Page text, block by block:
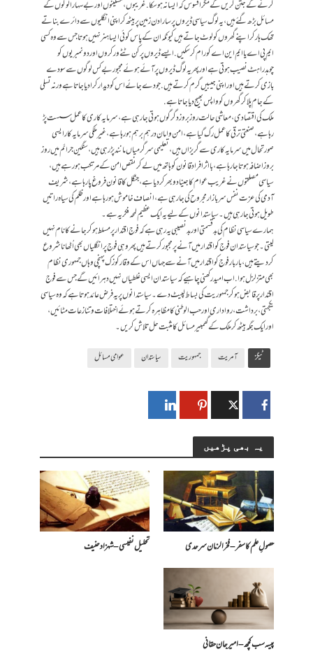
کرنے کے جتن کریں گے مگر افسوس کہ ایسا نہ ہوسکا. غریبوں، مسکینوں اور بے سہارا لوگوں کے
مسائل بڑھ گئے ہیں، یہ لوگ سیاسی ڈیروں پر سارا دن زمین پر بیٹھ کر اپنی انگلیوں سے دائرے بناتے
تھک ہار کر اپنے گھروں کو لوٹ جاتے ہیں کیونکہ ان کے پاس کوئی ایسا ہنر نہیں ہوتا جس سے وہ کسی
ایم پی اے یا ایم این اے کو رام کر سکیں. ایسے ڈیروں پر کن ٹٹے ورکروں اور دو نمبریوں کو
چوہدراہٹ نصیب ہوتی ہے اور پھر یہ لوگ ڈیروں پر آئے ہوئے مجبور بے کس لوگوں سے سودے
بازی کرتے ہیں اور اپنی جیبیں گرم کرتے ہیں. جو دے جائے اس کو دیدار کرا دیا جاتا ہے ورنہ تسلی
کے جام پلا کر گھروں کو واپس بھیج دیا جاتا ہے.
ملک کی اقتصادی، معاشی حالت روز بروز دگرگوں ہوتی جا رہی ہے، سرمایہ کاری کا عمل سست پڑ
رہا ہے، صنعتی ترقی کا عمل رک گیاہے، امن و امان درہم برہم ہو رہا ہے، غیر ملکی سرمایہ کار ایسی
صورتحال میں سرمایہ کاری سے گریزاں ہیں، تعلیمی سرگرمیاں مانند پڑ رہی ہیں، سنگین جرائم میں روز
بروز اضافہ ہوتا جا رہا ہے، بااثر افراد قانون کو ہاتھ میں لے کر نقص امن کے مرتکب ہو رہے ہیں،
سیاسی مصلحتوں نے غریب عوام کا جینا دوبھر کر دیا ہے، جنگل کا قانون فروغ پا رہا ہے، شریف
آدمی کی عزت نفس سر بازار مجروح کی جا رہی ہے، انصاف خاموش ہو رہا ہے اور ظلم کی سیاہ راتیں
طویل ہوتی جا رہی ہیں۔ سیاستدانوں کے لیے یہ ایک عظیم لمحہ فکریہ ہے۔
ہمارے سیاسی نظام کی بدقسمتی اور بدنصیبی یہ رہی ہے کہ فوج اقتدار پر مسلط ہو کر جانے کا نام نہیں
لیتی۔ جو سیاستدان فوج کو اقتدار میں آنے پر مجبور کرتے ہیں پھر وہی فوج پر انگلیاں بھی اُٹھانا شروع
کر دیتے ہیں، بار بار فوج کو اقتدار میں آنے سے جہاں اس کے وقار کو زک پہنچی وہاں جمہوری نظام
بھی متزلزل ہوا. اب امید رکھنی چاہیے کہ سیاستدان ایسی غلطیاں نہیں دہرائیں گے جس سے فوج
اقتدار پر قابض ہو کر جمہوریت کی بساط لپیٹ دے ۔ سیاستدانوں پر یہ فرض عائد ہوتا ہے کہ وہ سیاسی
یکجہتی، برداشت، رواداری اور حب الوطنی کا مظاہرہ کرتے ہوئے اختلافات و تنازعات مٹائیں،
اور ایک جگہ بیٹھ کر ملک کے گھمبیر مسائل کا مثبت حل تلاش کریں۔
ٹیگز آمریت جمہوریت سیاستدان عوامی مسائل
یہ بھی پڑھیں
حصولِ علم کا سفر – فخرالزمان سرحدی تحلیل نفیسی – شہزاد حنیف
پیسہ سب کچھ – امیرجان حقانی